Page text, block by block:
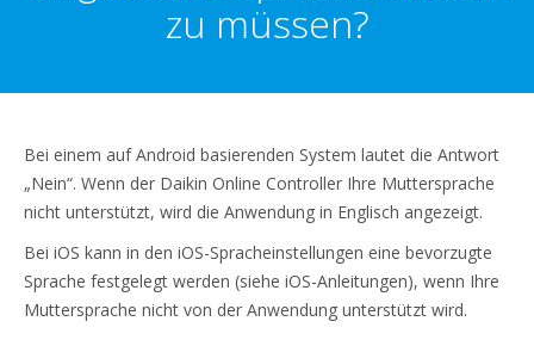
zu müssen?
Bei einem auf Android basierenden System lautet die Antwort
„Nein“. Wenn der Daikin Online Controller Ihre Muttersprache
nicht unterstützt, wird die Anwendung in Englisch angezeigt.
Bei iOS kann in den iOS-Spracheinstellungen eine bevorzugte
Sprache festgelegt werden (siehe iOS-Anleitungen), wenn Ihre
Muttersprache nicht von der Anwendung unterstützt wird.